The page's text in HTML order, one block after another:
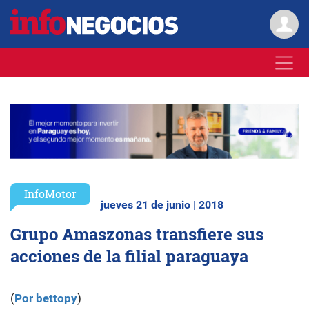
InfoMotor
jueves 21 de junio | 2018
Grupo Amaszonas transfiere sus
acciones de la filial paraguaya
(Por bettopy)